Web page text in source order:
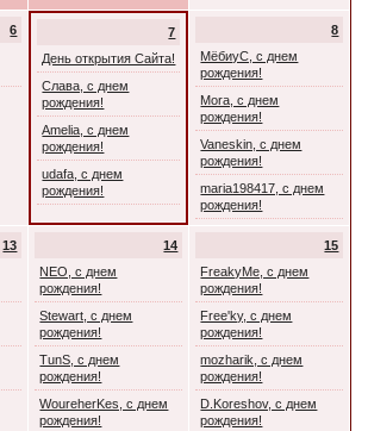
6
7
День открытия Сайта!
Слава, с днем
рождения!
Amelia, с днем
рождения!
udafa, с днем
рождения!
8
МёбиуС, с днем
рождения!
Mora, с днем
рождения!
Vaneskin, с днем
рождения!
maria198417, с днем
рождения!
13
14
NEO, с днем
рождения!
Stewart, с днем
рождения!
TunS, с днем
рождения!
WoureherKes, с днем
рождения!
15
FreakyMe, с днем
рождения!
Free'ky, с днем
рождения!
mozharik, с днем
рождения!
D.Koreshov, с днем
рождения!